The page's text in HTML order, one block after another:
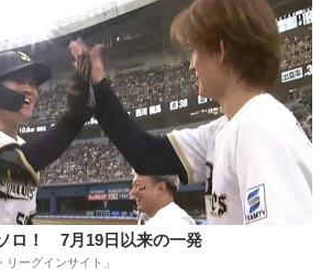
ロ！ 7月19日以来の一発
ーグインサイト」